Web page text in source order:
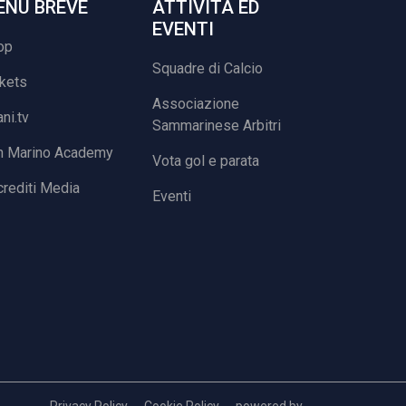
BREVE
Marino Academy
Media
ATTIVITÀ ED
EVENTI
Squadre di Calcio
Associazione
Sammarinese Arbitri
Vota gol e parata
Eventi